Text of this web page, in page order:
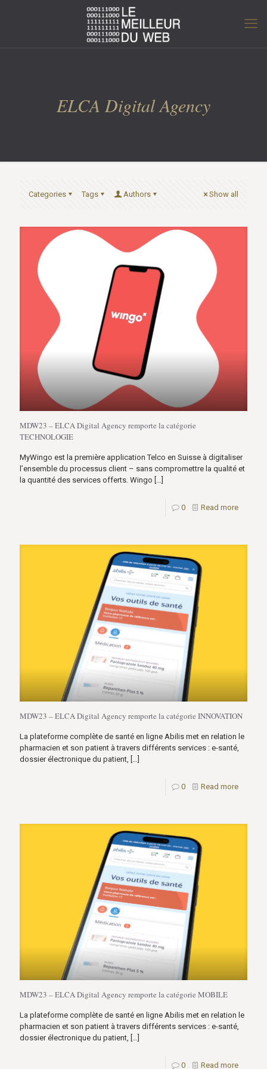
ELCA Digital Agency
Categories Tags Authors Show all
MDW23 – ELCA Digital Agency remporte la catégorie
TECHNOLOGIE
MyWingo est la première application Telco en Suisse à digitaliser
l’ensemble du processus client – sans compromettre la qualité et
la quantité des services offerts. Wingo […]
0 Read more
MDW23 – ELCA Digital Agency remporte la catégorie INNOVATION
La plateforme complète de santé en ligne Abilis met en relation le
pharmacien et son patient à travers différents services : e-santé,
dossier électronique du patient, […]
0 Read more
MDW23 – ELCA Digital Agency remporte la catégorie MOBILE
La plateforme complète de santé en ligne Abilis met en relation le
pharmacien et son patient à travers différents services : e-santé,
dossier électronique du patient, […]
0 Read more